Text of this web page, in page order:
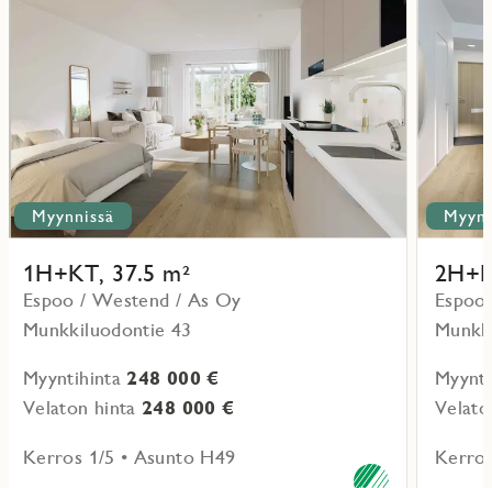
Myynnissä
1H+KT, 37.5 m²
Espoo / Westend / As Oy
Munkkiluodontie 43
Myyntihinta 248 000 €
Velaton hinta 248 000 €
Kerros 1/5 • Asunto H49
kohteesta